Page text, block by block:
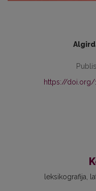
https://doi.org/
leksikografija